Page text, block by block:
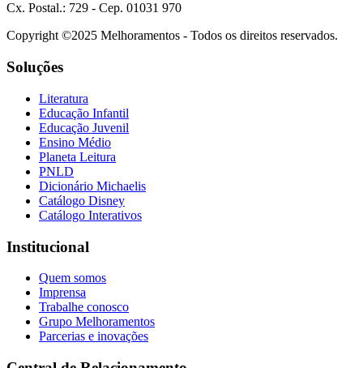
Cx. Postal.: 729 - Cep. 01031 970
Copyright ©2025 Melhoramentos - Todos os direitos reservados.
Soluções
Literatura
Educação Infantil
Educação Juvenil
Ensino Médio
Planeta Leitura
PNLD
Dicionário Michaelis
Catálogo Disney
Catálogo Interativos
Institucional
Quem somos
Imprensa
Trabalhe conosco
Grupo Melhoramentos
Parcerias e inovações